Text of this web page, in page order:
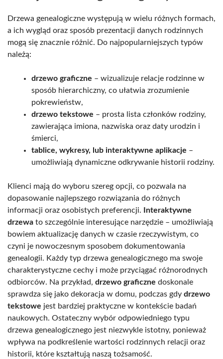
Drzewa genealogiczne występują w wielu różnych formach,
a ich wygląd oraz sposób prezentacji danych rodzinnych
mogą się znacznie różnić. Do najpopularniejszych typów
należą:
drzewo graficzne – wizualizuje relacje rodzinne w
sposób hierarchiczny, co ułatwia zrozumienie
pokrewieństw,
drzewo tekstowe – prosta lista członków rodziny,
zawierająca imiona, nazwiska oraz daty urodzin i
śmierci,
tablice, wykresy, lub interaktywne aplikacje –
umożliwiają dynamiczne odkrywanie historii rodziny.
Klienci mają do wyboru szereg opcji, co pozwala na
dopasowanie najlepszego rozwiązania do różnych
informacji oraz osobistych preferencji.
Interaktywne
drzewa to szczególnie interesujące narzędzie – umożliwiają
bowiem aktualizację danych w czasie rzeczywistym, co
czyni je nowoczesnym sposobem dokumentowania
genealogii. Każdy typ drzewa genealogicznego ma swoje
charakterystyczne cechy i może przyciągać różnorodnych
odbiorców. Na przykład, drzewo graficzne doskonale
sprawdza się jako dekoracja w domu, podczas gdy drzewo
tekstowe jest bardziej praktyczne w kontekście badań
naukowych. Ostateczny wybór odpowiedniego typu
drzewa genealogicznego jest niezwykle istotny, ponieważ
wpływa na podkreślenie wartości rodzinnych relacji oraz
historii, które kształtują naszą tożsamość.